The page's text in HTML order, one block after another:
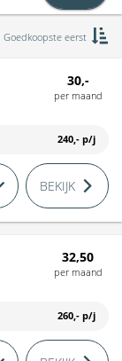
Goedkoopste eerst
30,-
per maand
240,- p/j
BEKIJK
32,50
per maand
260,- p/j